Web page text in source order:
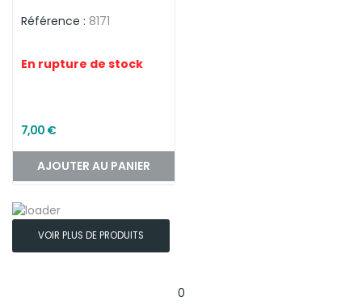
Référence : 8171
En rupture de stock
7,00 €
AJOUTER AU PANIER
VOIR PLUS DE PRODUITS
0